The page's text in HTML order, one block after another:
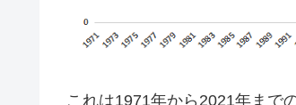
これは1971年から2021年まで